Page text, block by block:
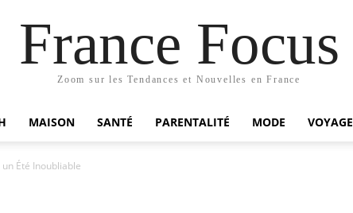
France Focus
Zoom sur les Tendances et Nouvelles en France
MAISON SANTÉ PARENTALITÉ MODE VOYAGE
Été Inoubliable